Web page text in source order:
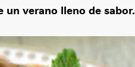
verano lleno de sabor.